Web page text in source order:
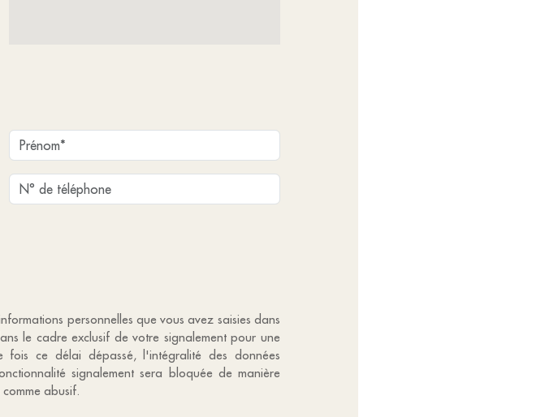
personnelles que vous avez saisies dans
le cadre exclusif de votre signalement pour une
ce délai dépassé, l'intégralité des données
signalement sera bloquée de manière
abusif.